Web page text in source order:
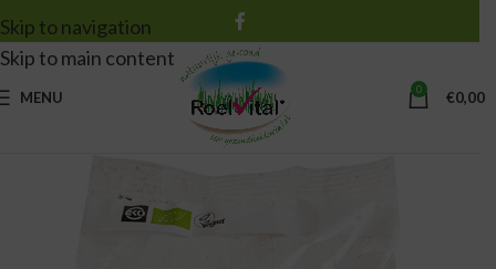
Skip to navigation
Skip to main content
MENU 0 €0,00